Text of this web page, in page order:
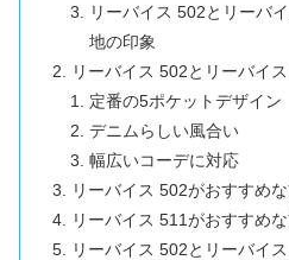
リーバイス 502とリーバ
地の印象
リーバイス 502とリーバイ
定番の5ポケットデザイン
デニムらしい風合い
幅広いコーデに対応
リーバイス 502がおすすめ
リーバイス 511がおすすめ
リーバイス 502とリーバイ